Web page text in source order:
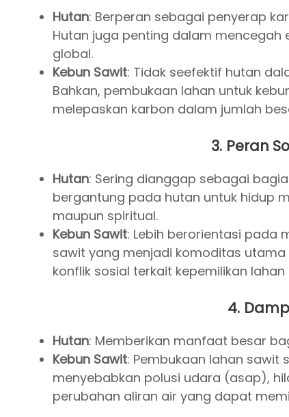
Hutan: Berperan sebagai penyerap
Hutan juga penting dalam
global.
Kebun Sawit: Tidak seefektif hutan
Bahkan, pembukaan lahan untuk
melepaskan karbon dalam jumlah
3. Peran
Hutan: Sering dianggap sebagai
bergantung pada hutan untuk hidup
maupun spiritual.
Kebun Sawit: Lebih berorientasi pada
sawit yang menjadi komoditas utama
konflik sosial terkait kepemilikan
4.
Hutan: Memberikan manfaat besar
Kebun Sawit: Pembukaan lahan sawit
menyebabkan polusi udara (asap),
perubahan aliran air yang dapat